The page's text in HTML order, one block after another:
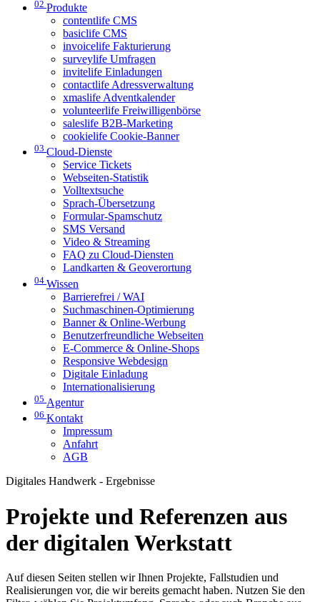
02 Produkte
contentlife CMS
basiclife CMS
invoicelife Fakturierung
surveylife Umfragen
invitelife Einladungen
contactlife Adressverwaltung
xmaslife Adventkalender
volunteerlife Freiwilligenbörse
saleslife B2B-Marketing
cookielife Cookie-Banner
03 Cloud-Dienste
Service Tickets
Webseiten-Statistik
Volltextsuche
Sprach-Übersetzung
Formular-Spamschutz
SMS Versand
Video & Streaming
FAQ zu Cloud-Diensten
Landkarten & Geoverortung
04 Wissen
Barrierefrei / WAI
Suchmaschinen-Optimierung
Banner & Online-Werbung
Benutzerfreundliche Webseiten
E-Commerce & Online-Shops
Responsive Webdesign
Digitale Einladung
Internationalisierung
05 Agentur
06 Kontakt
Impressum
Anfahrt
AGB
Digitales Handwerk - Ergebnisse
Projekte und Referenzen aus
der digitalen Werkstatt
Auf diesen Seiten stellen wir Ihnen Projekte, Fallstudien und
Realisierungen vor, die wir bereits gemacht haben. Nutzen Sie den